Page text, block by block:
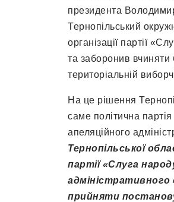
президента
Тернопільський
організації партії
та заборонив вчиняти
територіальній
На це рішення
саме політична
апеляційного
Тернопільської
партії «Слуга
адміністративного
прийняти